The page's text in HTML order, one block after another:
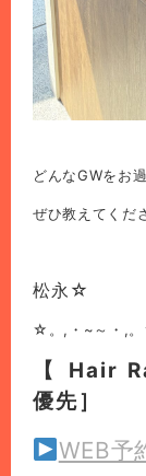
どんなGWをお
ぜひ教えてくだ
松永☆
☆。,・~～・,
【 Hair
優先］
WEB予